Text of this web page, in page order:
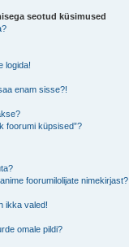
seotud küsimused
logida!
enam sisse?!
foorumi küpsised”?
foorumilolijate nimekirjast?
ikka valed!
omale pildi?